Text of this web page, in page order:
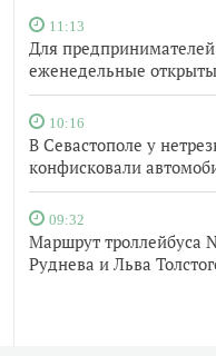
11:13
Для
еженедельные
10:16
В Севастополе у
конфисковали
09:32
Маршрут троллейбуса
Руднева и Льва